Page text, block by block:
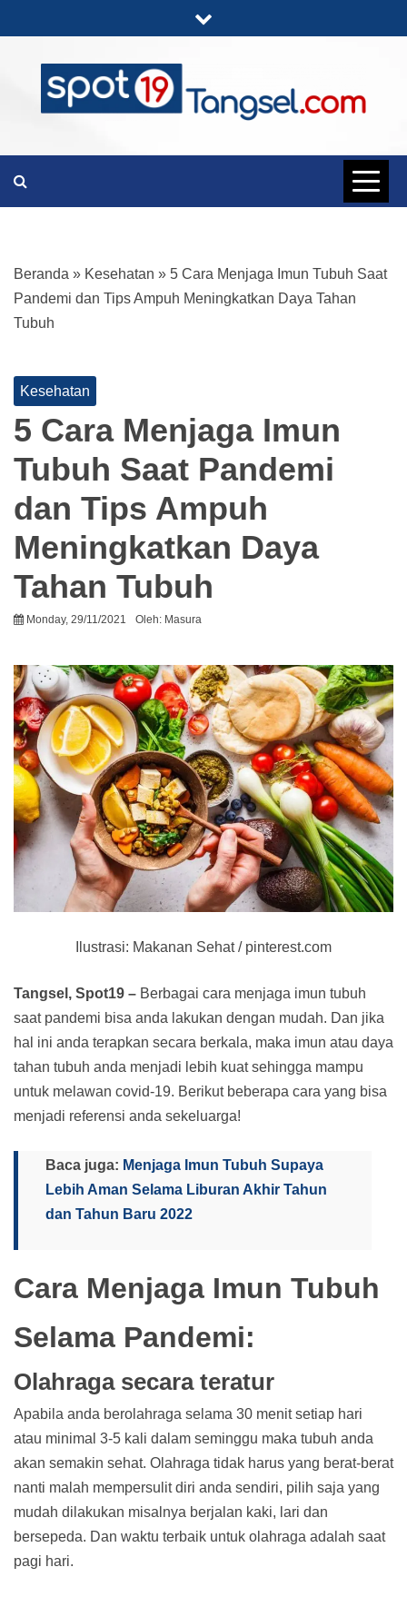
to
content
SPOT19
Beranda » Kesehatan » 5 Cara Menjaga Imun Tubuh Saat
Pandemi dan Tips Ampuh Meningkatkan Daya Tahan
Tubuh
Kesehatan
5 Cara Menjaga Imun
Tubuh Saat Pandemi
dan Tips Ampuh
Meningkatkan Daya
Tahan Tubuh
Monday, 29/11/2021 Oleh: Masura
Ilustrasi: Makanan Sehat / pinterest.com
Tangsel, Spot19 – Berbagai cara menjaga imun tubuh
saat pandemi bisa anda lakukan dengan mudah. Dan jika
hal ini anda terapkan secara berkala, maka imun atau daya
tahan tubuh anda menjadi lebih kuat sehingga mampu
untuk melawan covid-19. Berikut beberapa cara yang bisa
menjadi referensi anda sekeluarga!
Baca juga: Menjaga Imun Tubuh Supaya
Lebih Aman Selama Liburan Akhir Tahun
dan Tahun Baru 2022
Cara Menjaga Imun Tubuh
Selama Pandemi:
Olahraga secara teratur
Apabila anda berolahraga selama 30 menit setiap hari
atau minimal 3-5 kali dalam seminggu maka tubuh anda
akan semakin sehat. Olahraga tidak harus yang berat-berat
nanti malah mempersulit diri anda sendiri, pilih saja yang
mudah dilakukan misalnya berjalan kaki, lari dan
bersepeda. Dan waktu terbaik untuk olahraga adalah saat
pagi hari.